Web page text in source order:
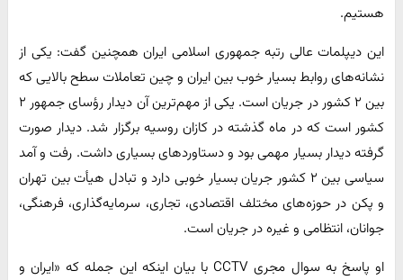
هستیم.
این دیپلمات عالی رتبه جمهوری اسلامی ایران همچنین گفت: یکی از
نشانه‌های روابط بسیار خوب بین ایران و چین تعاملات سطح بالایی که
بین ۲ کشور در جریان است. یکی از مهم‌ترین آن دیدار رؤسای جمهور ۲
کشور است که در ماه گذشته در کازان روسیه برگزار شد. دیدار صورت
گرفته دیدار بسیار مهمی بود و دستاوردهای بسیاری داشت. رفت و آمد
سیاسی بین ۲ کشور جریان بسیار خوبی دارد و تبادل هیأت بین تهران
و پکن در حوزه‌های مختلف اقتصادی، تجاری، سرمایه‌گذاری، فرهنگی،
جوانان، انتظامی و غیره در جریان است.
او پاسخ به سوال مجری CCTV با بیان اینکه این جمله که «ایران و